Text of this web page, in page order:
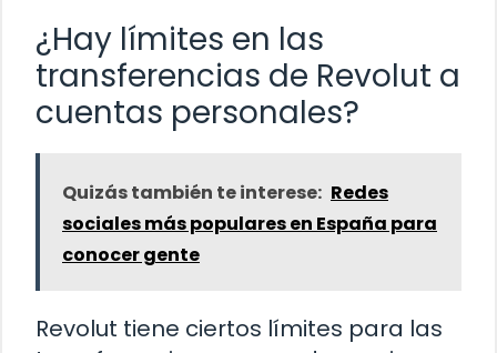
¿Hay límites en las
transferencias de Revolut a
cuentas personales?
Quizás también te interese: Redes
sociales más populares en España para
conocer gente
Revolut tiene ciertos límites para las